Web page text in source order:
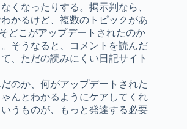
くなったりする。掲示判なら、
かるけど、複数のトピックがあ
どこがアップデートされたのか
そうなると、コメントを読んだ
、ただの読みにくい日記サイト
のか、何がアップデートされた
んとわかるようにケアしてくれ
うものが、もっと発達する必要